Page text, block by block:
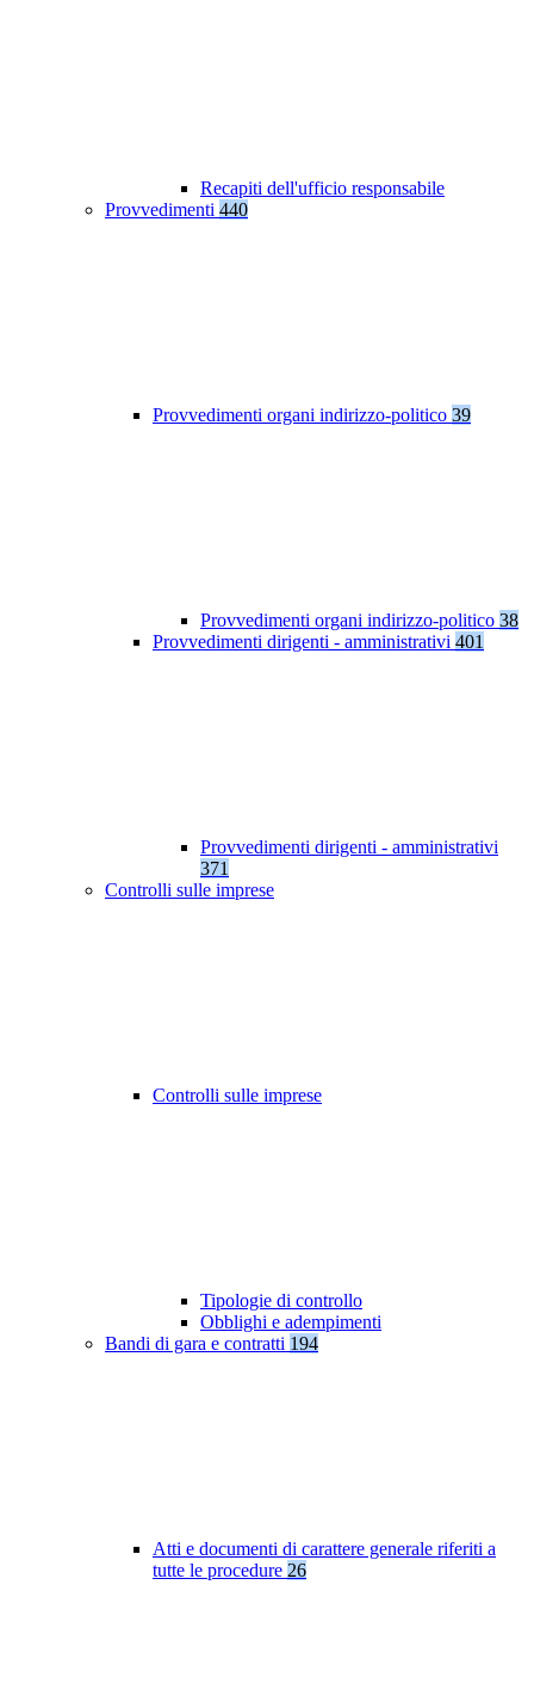
Recapiti dell'ufficio responsabile
Provvedimenti 440
Provvedimenti organi indirizzo-politico 39
Provvedimenti organi indirizzo-politico 38
Provvedimenti dirigenti - amministrativi 401
Provvedimenti dirigenti - amministrativi
371
Controlli sulle imprese
Controlli sulle imprese
Tipologie di controllo
Obblighi e adempimenti
Bandi di gara e contratti 194
Atti e documenti di carattere generale riferiti a
tutte le procedure 26